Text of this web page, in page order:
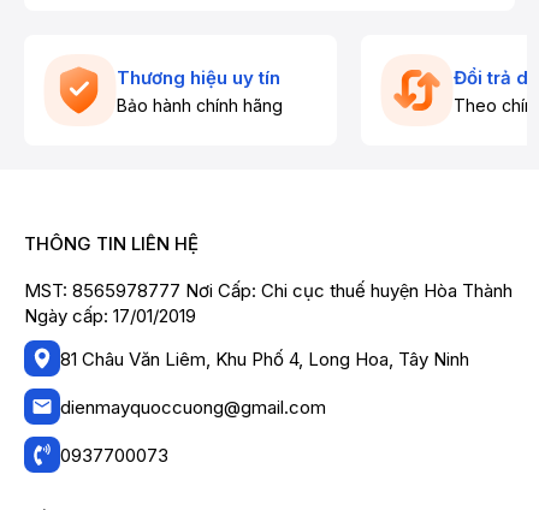
Thương hiệu uy tín
Bảo hành chính hãng
Đổi trả
Theo
THÔNG TIN LIÊN HỆ
MST: 8565978777 Nơi Cấp: Chi cục thuế huyện Hòa Thành
Ngày cấp: 17/01/2019
81 Châu Văn Liêm, Khu Phố 4, Long Hoa, Tây Ninh
dienmayquoccuong@gmail.com
0937700073